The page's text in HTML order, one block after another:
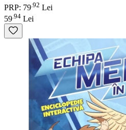
PRP: 79 92 Lei
59 94 Lei